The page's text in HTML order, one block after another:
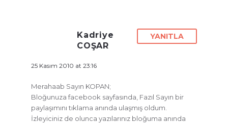
Kadriye
COŞAR
25 Kasım 2010 at 23:16
YANITLA
Merahaab Sayın KOPAN;
Bloğunuza facebook sayfasında, Fazıl Sayın bir
paylaşımını tıklama anında ulaşmış oldum.
İzleyiciniz de olunca yazılarınız bloğuma anında